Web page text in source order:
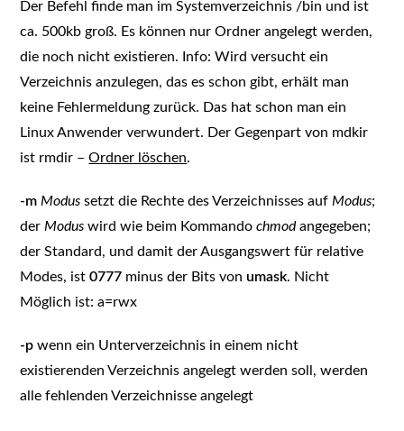
Der Befehl finde man im Systemverzeichnis /bin und ist
ca. 500kb groß. Es können nur Ordner angelegt werden,
die noch nicht existieren. Info: Wird versucht ein
Verzeichnis anzulegen, das es schon gibt, erhält man
keine Fehlermeldung zurück. Das hat schon man ein
Linux Anwender verwundert. Der Gegenpart von mdkir
ist rmdir –Ordner löschen.
-m Modus setzt die Rechte des Verzeichnisses auf Modus;
der Modus wird wie beim Kommandochmodangegeben;
der Standard, und damit der Ausgangswert für relative
Modes, ist0777 minus der Bits von umask. Nicht
Möglich ist: a=rwx
-pwenn ein Unterverzeichnis in einem nicht
existierenden Verzeichnis angelegt werden soll, werden
alle fehlenden Verzeichnisse angelegt